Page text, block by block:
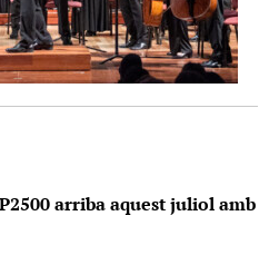
arriba aquest juliol amb